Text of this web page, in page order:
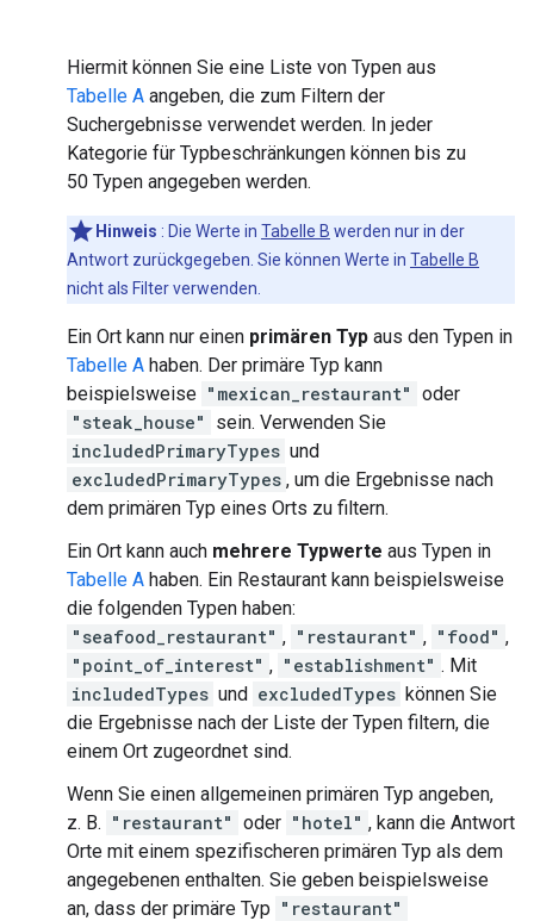
Hiermit können Sie eine Liste von Typen aus
Tabelle A angeben, die zum Filtern der
Suchergebnisse verwendet werden. In jeder
Kategorie für Typbeschränkungen können bis zu
50 Typen angegeben werden.
Hinweis : Die Werte in Tabelle B werden nur in der
Antwort zurückgegeben. Sie können Werte in Tabelle B
nicht als Filter verwenden.
Ein Ort kann nur einen primären Typ aus den Typen in
Tabelle A haben. Der primäre Typ kann
beispielsweise "mexican_restaurant" oder
"steak_house"
sein. Verwenden Sie
includedPrimaryTypes und
excludedPrimaryTypes , um die Ergebnisse nach
dem primären Typ eines Orts zu filtern.
Ein Ort kann auch mehrere Typwerte aus Typen in
Tabelle A haben. Ein Restaurant kann beispielsweise
die folgenden Typen haben:
"seafood_restaurant" , "restaurant" , "food" ,
"point_of_interest" , "establishment" . Mit
includedTypes und excludedTypes können Sie
die Ergebnisse nach der Liste der Typen filtern, die
einem Ort zugeordnet sind.
Wenn Sie einen allgemeinen primären Typ angeben,
z. B. "restaurant" oder "hotel" , kann die Antwort
Orte mit einem spezifischeren primären Typ als dem
angegebenen enthalten. Sie geben beispielsweise
an, dass der primäre Typ "restaurant"